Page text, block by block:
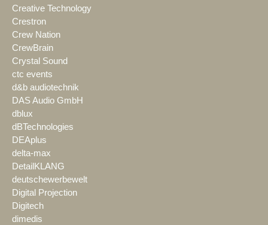
Creative Technology
Crestron
Crew Nation
CrewBrain
Crystal Sound
ctc events
d&b audiotechnik
DAS Audio GmbH
dblux
dBTechnologies
DEAplus
delta-max
DetailKLANG
deutschewerbewelt
Digital Projection
Digitech
dimedis